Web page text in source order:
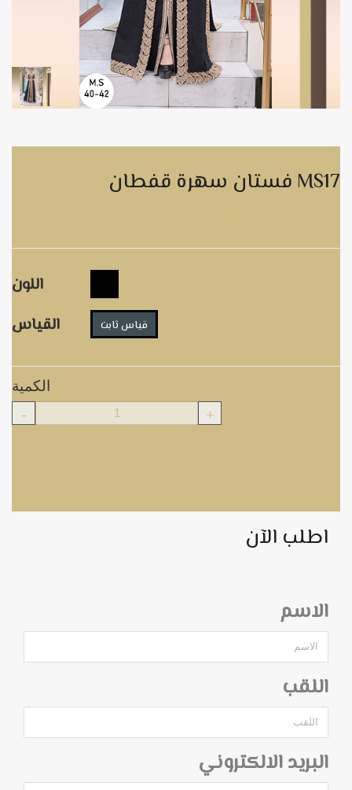
فستان سهرة قفطان MS17
اللون
القياس
قياس ثابت
الكمية
- +
اطلب الآن
الاسم
اللقب
البريد الالكتروني